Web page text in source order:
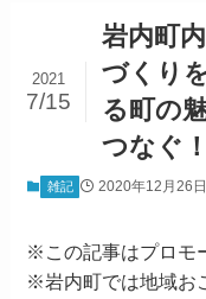
岩内町
づくり
る町の
つなぐ
2021
7/15
雑記 2020年12月26日
※この記事はプロモ
※岩内町では地域お